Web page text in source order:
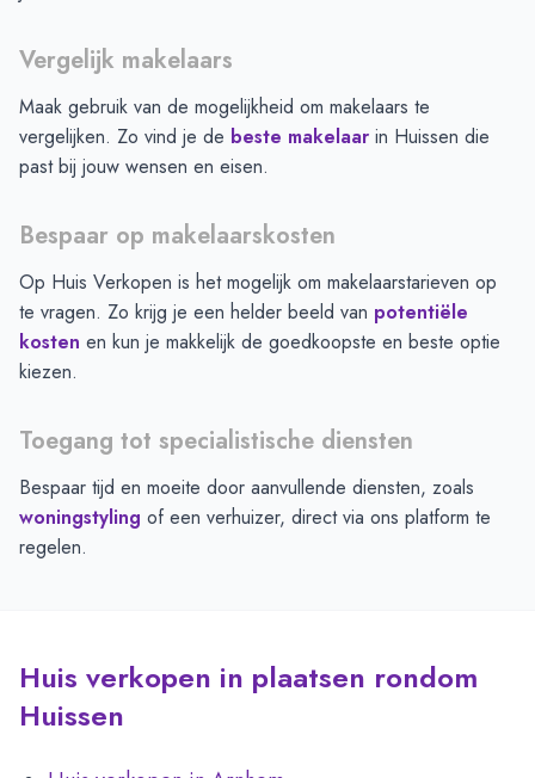
Vergelijk makelaars
Maak gebruik van de mogelijkheid om makelaars te
vergelijken. Zo vind je de beste makelaar in Huissen die
past bij jouw wensen en eisen.
Bespaar op makelaarskosten
Op Huis Verkopen is het mogelijk om makelaarstarieven op
te vragen. Zo krijg je een helder beeld van potentiële
kosten en kun je makkelijk de goedkoopste en beste optie
kiezen.
Toegang tot specialistische diensten
Bespaar tijd en moeite door aanvullende diensten, zoals
woningstyling of een verhuizer, direct via ons platform te
regelen.
Huis verkopen in plaatsen rondom
Huissen